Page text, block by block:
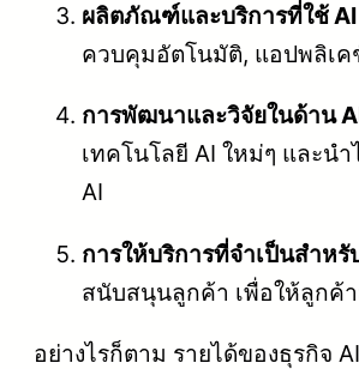
ผลิตภัณฑ์และบริการที่ใช้
ควบคุมอัตโนมัติ, แอปพลิเ
การพัฒนาและวิจัยในด้าน
เทคโนโลยี AI ใหม่ๆ และน
AI
การให้บริการที่จำเป็นสำหรั
สนับสนุนลูกค้า เพื่อให้ลูกค้
อย่างไรก็ตาม รายได้ของธุรกิจ